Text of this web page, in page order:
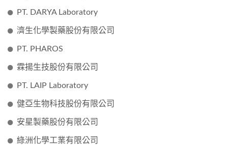
PT. DARYA Laboratory
濟生化學製藥股份有限公司
PT. PHAROS
霖揚生技股份有限公司
PT. LAIP Laboratory
健亞生物科技股份有限公司
安星製藥股份有限公司
綠洲化學工業有限公司